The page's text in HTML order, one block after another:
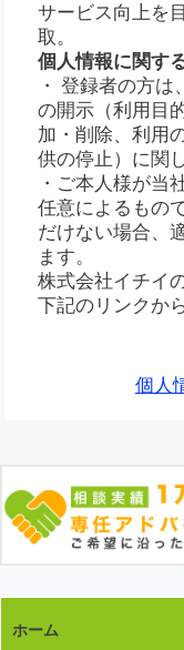
サービス向上を
取。
個人情報に関す
・ 登録者の方
の開示（利用目
加・削除、利用
供の停止）に関
・ご本人様が当
任意によるもの
だけない場合、
ます。
株式会社イチイ
下記のリンクか
個人
ホーム